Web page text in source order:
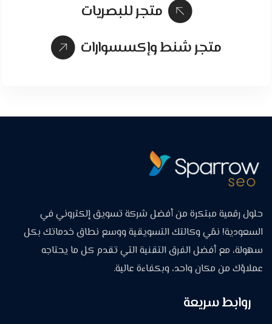
متجر للبصريات
متجر شنط وإكسسوارات
حلول رقمية مبتكرة من أفضل شركة تسويق إلكتروني في
السعودية! نمّي وكالتك التسويقية ووسع نطاق خدماتك بكل
سهولة، مع أفضل الفرق التقنية التي تقدم كل ما يحتاجه
عملاؤك من مكان واحد، وبكفاءة عالية.
روابط سريعة